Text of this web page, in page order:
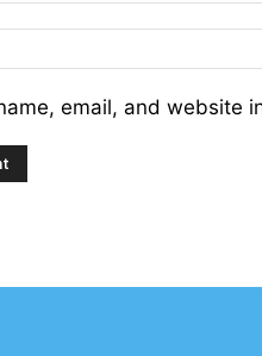
email, and website